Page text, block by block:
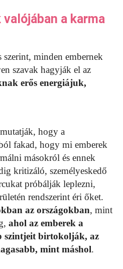
a karma
minden embernek
szavak hagyják el az
erős energiájuk,
hogy a
fakad, hogy mi emberek
másokról és ennek
kritizáló, személyeskedő
próbálják leplezni,
rendszerint éri őket.
az országokban, mint
ahol az emberek a
szintjeit birtokolják, az
mint máshol.